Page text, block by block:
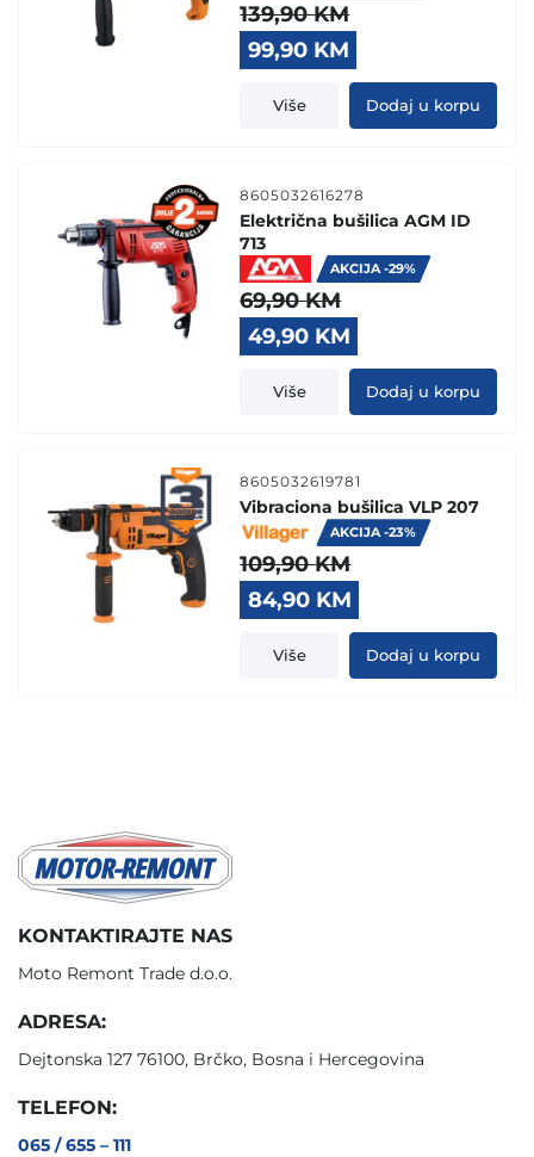
139,90KM
Original
price
was:
139,90 KM.
99,90 KM
price
is:
99,90 KM.
Više Dodaj u korpu
8605032616278
Električna bušilica AGM ID
713
AKCIJA -29%
69,90KM
Original
price
was:
49,90 KM
price
is:
49,90 KM.
Više Dodaj u korpu
8605032619781
Vibraciona bušilica VLP 207
AKCIJA -23%
109,90KM
Original
price
was:
109,90 KM.
84,90 KM
price
is:
84,90 KM.
Više Dodaj u korpu
KONTAKTIRAJTE NAS
Moto Remont Trade d.o.o.
ADRESA:
Dejtonska 127 76100, Brčko, Bosna i Hercegovina
TELEFON:
065 / 655 – 111